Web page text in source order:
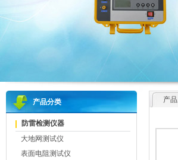
产品分类
防雷检测仪器
大地网测试仪
表面电阻测试仪
产